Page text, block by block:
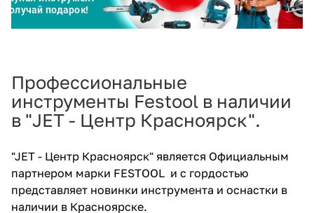
Профессиональные
инструменты Festool в наличии
в "JET - Центр Красноярск".
"JET - Центр Красноярск" является Официальным
партнером марки FESTOOL и с гордостью
представляет новинки инструмента и оснастки в
наличии в Красноярске.
Добавляйте товары
в корзину
Оплачивайте сегодня только
25% картой любого банка